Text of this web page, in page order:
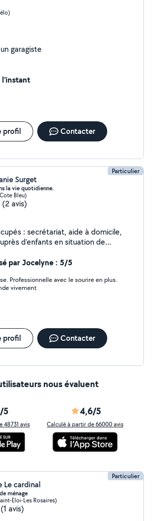
garagiste
l'instant
profil Contacter
Particulier
Surget
la vie quotidienne.
Bleu)
(2 avis)
: secrétariat, aide à domicile,
d'enfants en situation de
par Jocelyne : 5/5
Professionnelle avec le sourire en plus.
vivement
profil Contacter
nous évaluent
5
48731 avis
4,6/5
Calculé à partir de 66000 avis
Particulier
Le cardinal
ménage
Eloi-Les Rosaires)
(1 avis)